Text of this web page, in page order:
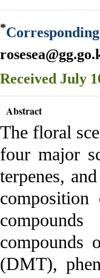
*
Received July
Abstract
The floral
four major
terpenes,
compounds
(DMT),